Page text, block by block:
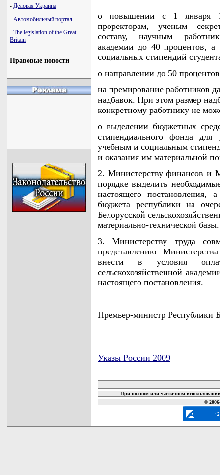
- Деловая Украина
- Автомобильный портал
- The legislation of the Great
Britain
Правовые новости
о повышении с 1 января
проректорам, ученым
составу, научным
академии до 40 процентов,
социальных стипендий
о направлении до 50
на премирование работников
надбавок. При этом размер
конкретному работнику не
о выделении бюджетных
стипендиального фонда
учебным и социальным
и оказания им материальной
2. Министерству финансов и
порядке выделить
настоящего постановления,
бюджета республики на
Белорусской
материально-технической базы.
3. Министерству труда
представлению
внести в условия
сельскохозяйственной
настоящего постановления.
Премьер-министр Республики
Указы России 2009
При полном или частичном
©